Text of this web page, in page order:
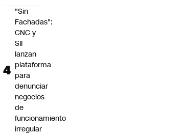
"Sin
Fachadas":
CNC y
SII
lanzan
plataforma
para
denunciar
negocios
de
funcionamiento
irregular